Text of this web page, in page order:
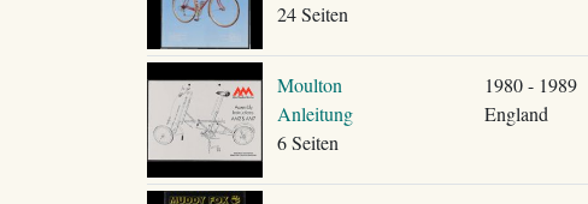
24 Seiten
Moulton
Anleitung
6 Seiten
1980 - 1989
England